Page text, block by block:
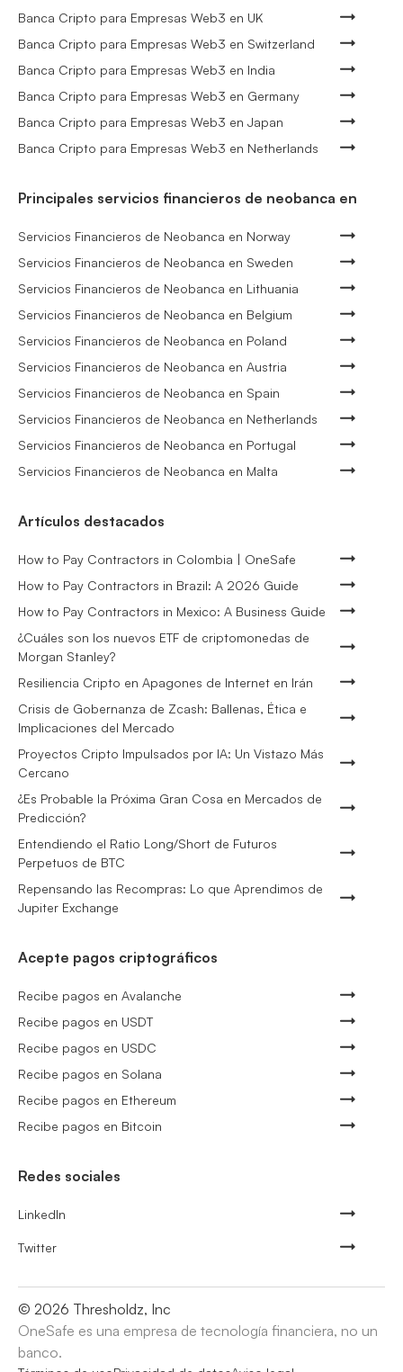
Banca Cripto para Empresas Web3 en UK
Banca Cripto para Empresas Web3 en Switzerland
Banca Cripto para Empresas Web3 en India
Banca Cripto para Empresas Web3 en Germany
Banca Cripto para Empresas Web3 en Japan
Banca Cripto para Empresas Web3 en Netherlands
Principales servicios financieros de neobanca en
Servicios Financieros de Neobanca en Norway
Servicios Financieros de Neobanca en Sweden
Servicios Financieros de Neobanca en Lithuania
Servicios Financieros de Neobanca en Belgium
Servicios Financieros de Neobanca en Poland
Servicios Financieros de Neobanca en Austria
Servicios Financieros de Neobanca en Spain
Servicios Financieros de Neobanca en Netherlands
Servicios Financieros de Neobanca en Portugal
Servicios Financieros de Neobanca en Malta
Artículos destacados
How to Pay Contractors in Colombia | OneSafe
How to Pay Contractors in Brazil: A 2026 Guide
How to Pay Contractors in Mexico: A Business Guide
¿Cuáles son los nuevos ETF de criptomonedas de
Morgan Stanley?
Resiliencia Cripto en Apagones de Internet en Irán
Crisis de Gobernanza de Zcash: Ballenas, Ética e
Implicaciones del Mercado
Proyectos Cripto Impulsados por IA: Un Vistazo Más
Cercano
¿Es Probable la Próxima Gran Cosa en Mercados de
Predicción?
Entendiendo el Ratio Long/Short de Futuros
Perpetuos de BTC
Repensando las Recompras: Lo que Aprendimos de
Jupiter Exchange
Acepte pagos criptográficos
Recibe pagos en Avalanche
Recibe pagos en USDT
Recibe pagos en USDC
Recibe pagos en Solana
Recibe pagos en Ethereum
Recibe pagos en Bitcoin
Redes sociales
LinkedIn
Twitter
© 2026 Thresholdz, Inc
OneSafe es una empresa de tecnología financiera, no un
banco.